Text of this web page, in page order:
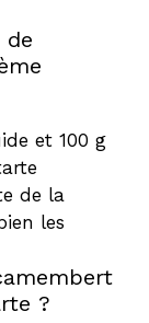
de
et 100 g
de la
les
?